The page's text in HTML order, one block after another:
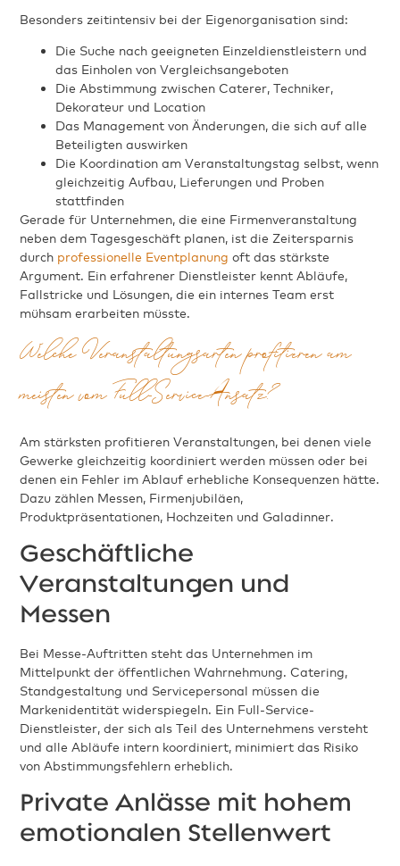
Besonders zeitintensiv bei der Eigenorganisation sind:
Die Suche nach geeigneten Einzeldienstleistern und
das Einholen von Vergleichsangeboten
Die Abstimmung zwischen Caterer, Techniker,
Dekorateur und Location
Das Management von Änderungen, die sich auf alle
Beteiligten auswirken
Die Koordination am Veranstaltungstag selbst, wenn
gleichzeitig Aufbau, Lieferungen und Proben
stattfinden
Gerade für Unternehmen, die eine Firmenveranstaltung
neben dem Tagesgeschäft planen, ist die Zeitersparnis
durch professionelle Eventplanung oft das stärkste
Argument. Ein erfahrener Dienstleister kennt Abläufe,
Fallstricke und Lösungen, die ein internes Team erst
mühsam erarbeiten müsste.
Welche Veranstaltungsarten profitieren am
meisten vom Full-Service-Ansatz?
Am stärksten profitieren Veranstaltungen, bei denen viele
Gewerke gleichzeitig koordiniert werden müssen oder bei
denen ein Fehler im Ablauf erhebliche Konsequenzen hätte.
Dazu zählen Messen, Firmenjubiläen,
Produktpräsentationen, Hochzeiten und Galadinner.
Geschäftliche
Veranstaltungen und
Messen
Bei Messe-Auftritten steht das Unternehmen im
Mittelpunkt der öffentlichen Wahrnehmung. Catering,
Standgestaltung und Servicepersonal müssen die
Markenidentität widerspiegeln. Ein Full-Service-
Dienstleister, der sich als Teil des Unternehmens versteht
und alle Abläufe intern koordiniert, minimiert das Risiko
von Abstimmungsfehlern erheblich.
Private Anlässe mit hohem
emotionalen Stellenwert